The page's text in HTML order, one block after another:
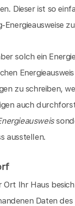
Dieser ist so
Energieausweise
solch ein
zu schreiben,
auch
ausstellen.
Ihr Haus
Daten